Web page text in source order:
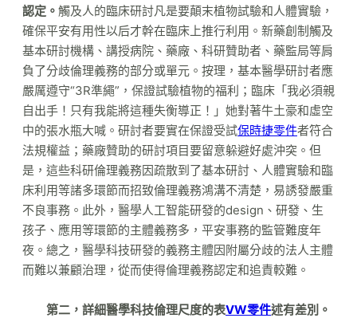
認定。 觸及人的臨床研討凡是要顛末植物試驗和人體實驗，
確保平安有用性以后才幹在臨床上推行利用。新藥創制觸及
基本研討機構、講授病院、藥廠、科研贊助者、藥監局等肩
負了分歧倫理義務的部分或單元。按理，基本醫學研討者應
嚴厲遵守“3R準繩”，保證試驗植物的福利；臨床「我必須親
自出手！只有我能將這種失衡導正！」她對著牛土豪和虛空
中的張水瓶大喊。研討者要實在保證受試保時捷零件者符合
法規權益；藥廠贊助的研討項目要留意躲避好處沖突。但
是，這些科研倫理義務因疏散到了基本研討、人體實驗和臨
床利用等諸多環節而招致倫理義務鴻溝不清楚，易誘發嚴重
不良事務。此外，醫學人工智能研發的design、研發、生
孩子、應用等環節的主體義務多，平安事務的監管難度年
夜。總之，醫學科技研發的義務主體因附屬分歧的法人主體
而難以兼顧治理，從而使得倫理義務認定和追責較難。
第二，詳細醫學科技倫理尺度的表VW零件述有差別。